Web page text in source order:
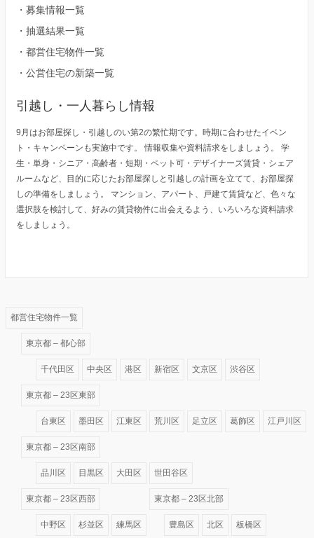
・ 募集情報一覧
・ 抽選結果一覧
・ 都営住宅物件一覧
・ 公営住宅の新築一覧
引越し・一人暮らし情報
9月はお部屋探し・引越しのい第2の繁忙期です。時期に合わせたイベン
ト・キャンペーンも実施中です。 情報収集や資料請求をしましょう。 学
生・単身・シニア・高齢者・短期・ペット可・デザイナーズ賃貸・シェア
ルームなど、目的に応じたお部屋探しと引越しの計画を立てて、お部屋探
しの準備をしましょう。 マンション、アパート、戸建て賃貸など、色々な
選択肢を検討して、好みの賃貸物件に出会えるよう、いろいろな資料請求
をしましょう。
都営住宅物件一覧
東京都 – 都心部
千代田区 中央区 港区 新宿区 文京区 渋谷区
東京都 – 23区東部
台東区 墨田区 江東区 荒川区 足立区 葛飾区 江戸川区
東京都 – 23区南部
品川区 目黒区 大田区 世田谷区
東京都 – 23区西部
中野区 杉並区 練馬区
東京都 – 23区北部
豊島区 北区 板橋区